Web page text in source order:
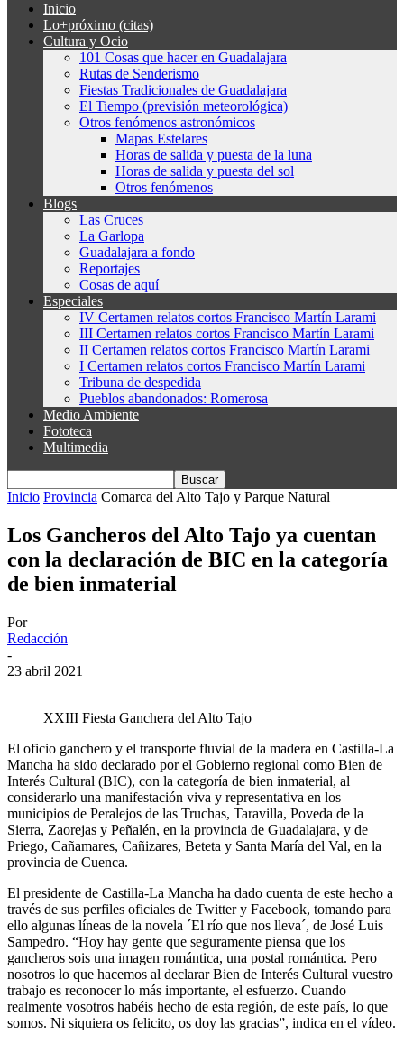
Inicio
Lo+próximo (citas)
Cultura y Ocio
101 Cosas que hacer en Guadalajara
Rutas de Senderismo
Fiestas Tradicionales de Guadalajara
El Tiempo (previsión meteorológica)
Otros fenómenos astronómicos
Mapas Estelares
Horas de salida y puesta de la luna
Horas de salida y puesta del sol
Otros fenómenos
Blogs
Las Cruces
La Garlopa
Guadalajara a fondo
Reportajes
Cosas de aquí
Especiales
IV Certamen relatos cortos Francisco Martín Larami
III Certamen relatos cortos Francisco Martín Larami
II Certamen relatos cortos Francisco Martín Larami
I Certamen relatos cortos Francisco Martín Larami
Tribuna de despedida
Pueblos abandonados: Romerosa
Medio Ambiente
Fototeca
Multimedia
Inicio Provincia Comarca del Alto Tajo y Parque Natural
Los Gancheros del Alto Tajo ya cuentan
con la declaración de BIC en la categoría
de bien inmaterial
Por
Redacción
-
23 abril 2021
XXIII Fiesta Ganchera del Alto Tajo
El oficio ganchero y el transporte fluvial de la madera en Castilla-La
Mancha ha sido declarado por el Gobierno regional como Bien de
Interés Cultural (BIC), con la categoría de bien inmaterial, al
considerarlo una manifestación viva y representativa en los
municipios de Peralejos de las Truchas, Taravilla, Poveda de la
Sierra, Zaorejas y Peñalén, en la provincia de Guadalajara, y de
Priego, Cañamares, Cañizares, Beteta y Santa María del Val, en la
provincia de Cuenca.
El presidente de Castilla-La Mancha ha dado cuenta de este hecho a
través de sus perfiles oficiales de Twitter y Facebook, tomando para
ello algunas líneas de la novela ´El río que nos lleva´, de José Luis
Sampedro. “Hoy hay gente que seguramente piensa que los
gancheros sois una imagen romántica, una postal romántica. Pero
nosotros lo que hacemos al declarar Bien de Interés Cultural vuestro
trabajo es reconocer lo más importante, el esfuerzo. Cuando
realmente vosotros habéis hecho de esta región, de este país, lo que
somos. Ni siquiera os felicito, os doy las gracias”, indica en el vídeo.